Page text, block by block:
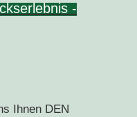
-
Ihnen DEN